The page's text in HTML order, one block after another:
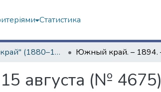
Статистика
"Южный край" (1880–1919 гг.)
августа (№ 4675)